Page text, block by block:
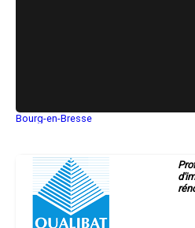
- Entreprise de rénovation immobilière
- Entreprise de rénovation
- Entreprise de rénovation
- Entreprise de rénovation
- Entreprise de rénovation
Bourg-en-Bresse
Gap
Nice
Annonay
Charleville-Mézières
Troyes